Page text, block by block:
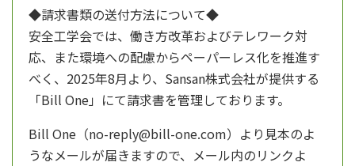
◆請求書類の送付方法について◆
安全工学会では、働き方改革およびテレワーク対
応、また環境への配慮からペーパーレス化を推進す
べく、 2025年8月より、 Sansan株式会社が提供する
「Bill One」にて請求書を管理しております。
Bill One（no-reply@bill-one.com）より見本のよ
うなメールが届きますので、メール内のリンクよ